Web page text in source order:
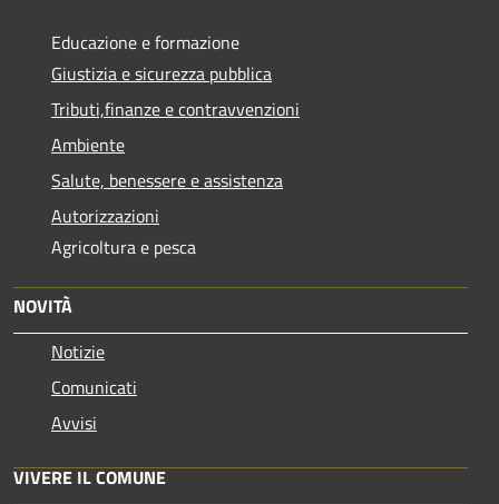
Educazione e formazione
Giustizia e sicurezza pubblica
Tributi,finanze e contravvenzioni
Ambiente
Salute, benessere e assistenza
Autorizzazioni
Agricoltura e pesca
NOVITÀ
Notizie
Comunicati
Avvisi
VIVERE IL COMUNE